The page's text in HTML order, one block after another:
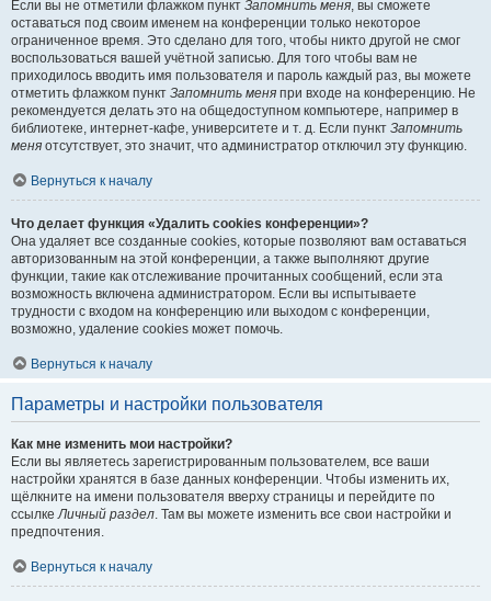
Если вы не отметили флажком пункт Запомнить меня, вы сможете
оставаться под своим именем на конференции только некоторое
ограниченное время. Это сделано для того, чтобы никто другой не смог
воспользоваться вашей учётной записью. Для того чтобы вам не
приходилось вводить имя пользователя и пароль каждый раз, вы можете
отметить флажком пункт Запомнить меня при входе на конференцию. Не
рекомендуется делать это на общедоступном компьютере, например в
библиотеке, интернет-кафе, университете и т. д. Если пункт Запомнить
меня отсутствует, это значит, что администратор отключил эту функцию.
Вернуться к началу
Что делает функция «Удалить cookies конференции»?
Она удаляет все созданные cookies, которые позволяют вам оставаться
авторизованным на этой конференции, а также выполняют другие
функции, такие как отслеживание прочитанных сообщений, если эта
возможность включена администратором. Если вы испытываете
трудности с входом на конференцию или выходом с конференции,
возможно, удаление cookies может помочь.
Вернуться к началу
Параметры и настройки пользователя
Как мне изменить мои настройки?
Если вы являетесь зарегистрированным пользователем, все ваши
настройки хранятся в базе данных конференции. Чтобы изменить их,
щёлкните на имени пользователя вверху страницы и перейдите по
ссылкеЛичный раздел. Там вы можете изменить все свои настройки и
предпочтения.
Вернуться к началу